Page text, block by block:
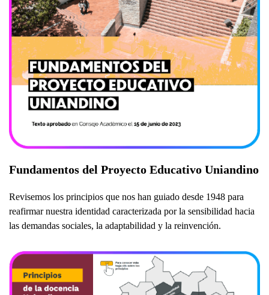
Fundamentos del Proyecto Educativo Uniandino
Revisemos los principios que nos han guiado desde 1948 para
reafirmar nuestra identidad caracterizada por la sensibilidad hacia
las demandas sociales, la adaptabilidad y la reinvención.